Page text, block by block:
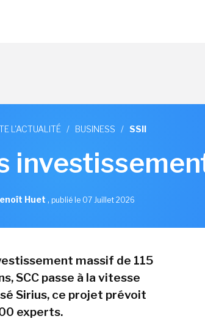
L'ACTUALITÉ / BUSINESS / SSII
Huet , publié le 07 Juillet 2026
massif de 115
SCC passe à la vitesse
Sirius, ce projet prévoit
experts.